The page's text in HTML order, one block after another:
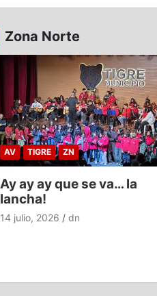
Zona Norte
AV TIGRE ZN
Ay ay ay que se va… la
lancha!
14 julio, 2026 dn